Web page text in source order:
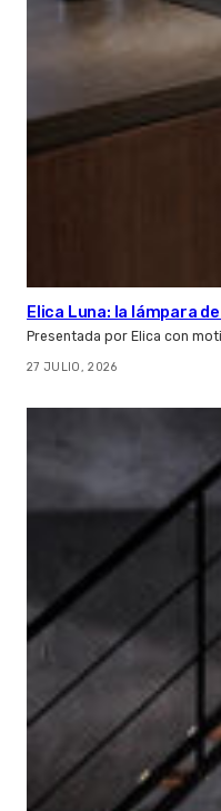
Elica Luna: la lámpara
Presentada por Elica con
27 JULIO, 2026